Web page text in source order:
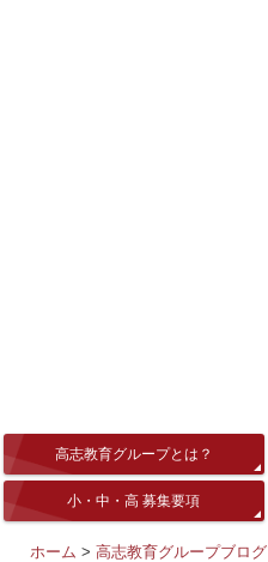
高志教育グループとは？
小・中・高 募集要項
ホーム > 高志教育グループブログ